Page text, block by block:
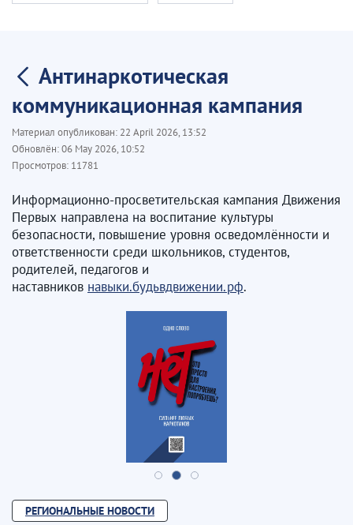
Антинаркотическая
коммуникационная кампания
Материал опубликован: 22 April 2026, 13:52
Обновлён:06 May 2026, 10:52
Просмотров: 11781
Информационно-просветительская кампания Движения
Первых направлена на воспитание культуры
безопасности, повышение уровня осведомлённости и
ответственности среди школьников, студентов,
родителей, педагогов и
наставников навыки.будьвдвижении.рф.
РЕГИОНАЛЬНЫЕ НОВОСТИ